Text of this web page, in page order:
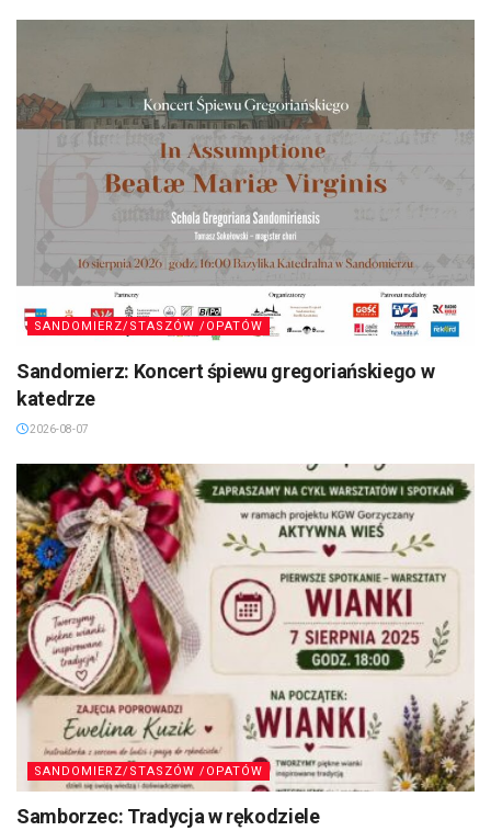
SANDOMIERZ/STASZÓW /OPATÓW
Sandomierz: Koncert śpiewu gregoriańskiego w
katedrze
2026-08-07
SANDOMIERZ/STASZÓW /OPATÓW
Samborzec: Tradycja w rękodziele